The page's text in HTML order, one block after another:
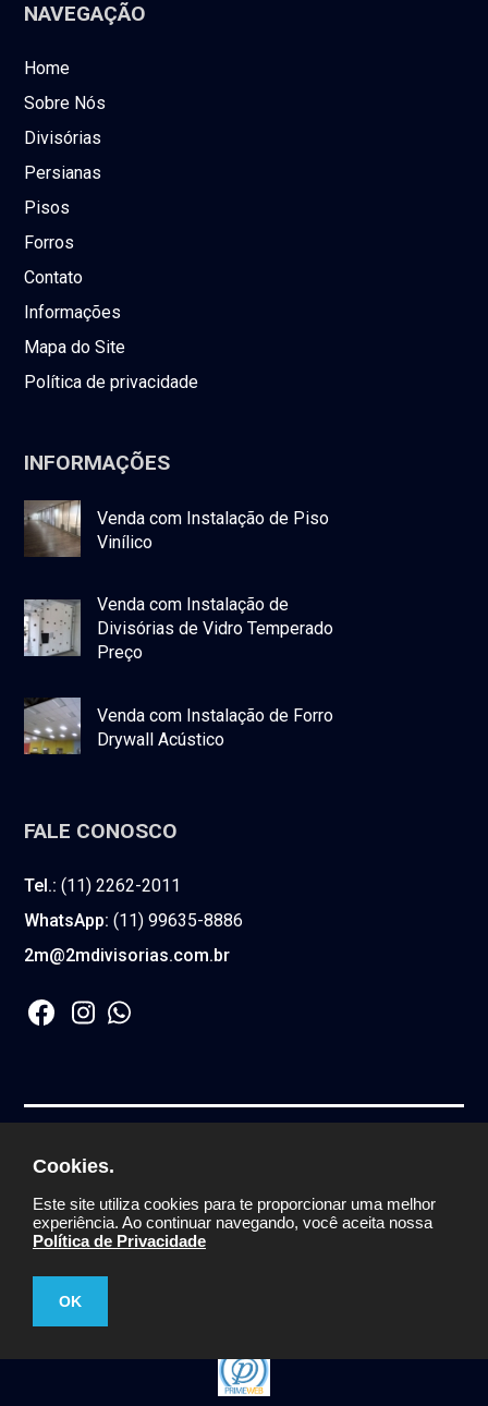
NAVEGAÇÃO
Home
Sobre Nós
Divisórias
Persianas
Pisos
Forros
Contato
Informações
Mapa do Site
Política de privacidade
INFORMAÇÕES
Venda com Instalação de Piso
Vinílico
Venda com Instalação de
Divisórias de Vidro Temperado
Preço
Venda com Instalação de Forro
Drywall Acústico
FALE CONOSCO
Tel.: (11) 2262-2011
WhatsApp: (11) 99635-8886
2m@2mdivisorias.com.br
reservados
Cookies.
Este site utiliza cookies para te proporcionar uma melhor
experiência. Ao continuar navegando, você aceita nossa
Política de Privacidade
OK